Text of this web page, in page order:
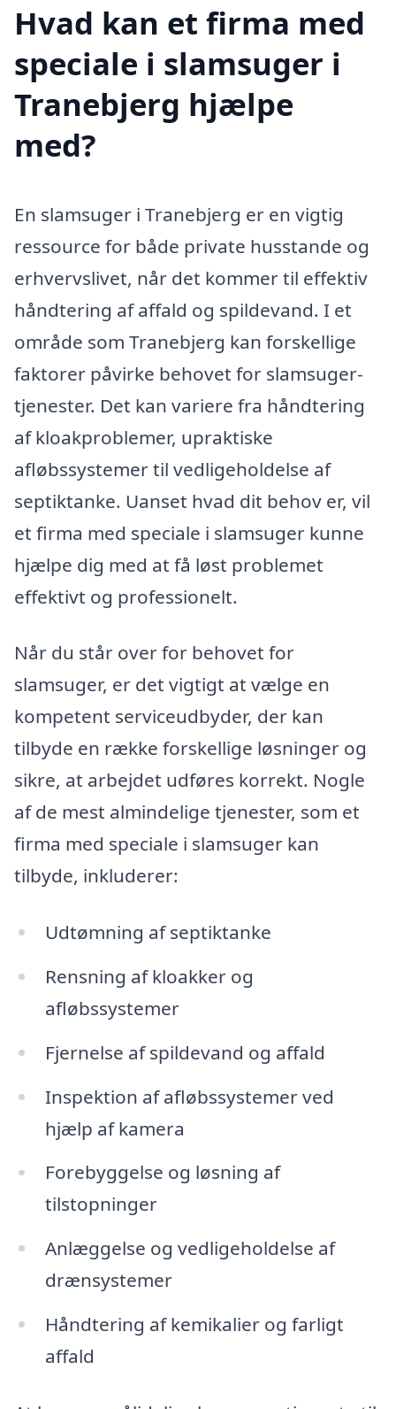
Hvad kan et firma med
speciale i slamsuger i
Tranebjerg hjælpe
med?
En slamsuger i Tranebjerg er en vigtig
ressource for både private husstande og
erhvervslivet, når det kommer til effektiv
håndtering af affald og spildevand. I et
område som Tranebjerg kan forskellige
faktorer påvirke behovet for slamsuger-
tjenester. Det kan variere fra håndtering
af kloakproblemer, upraktiske
afløbssystemer til vedligeholdelse af
septiktanke. Uanset hvad dit behov er, vil
et firma med speciale i slamsuger kunne
hjælpe dig med at få løst problemet
effektivt og professionelt.
Når du står over for behovet for
slamsuger, er det vigtigt at vælge en
kompetent serviceudbyder, der kan
tilbyde en række forskellige løsninger og
sikre, at arbejdet udføres korrekt. Nogle
af de mest almindelige tjenester, som et
firma med speciale i slamsuger kan
tilbyde, inkluderer:
Udtømning af septiktanke
Rensning af kloakker og
afløbssystemer
Fjernelse af spildevand og affald
Inspektion af afløbssystemer ved
hjælp af kamera
Forebyggelse og løsning af
tilstopninger
Anlæggelse og vedligeholdelse af
drænsystemer
Håndtering af kemikalier og farligt
affald